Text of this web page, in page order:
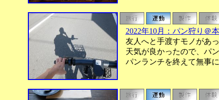
2022年10月：パン狩り＠
友人へと手渡すモノがあ
天気が良かったので、パ
パンランチを終えて無事